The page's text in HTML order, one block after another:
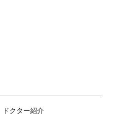
ドクター紹介